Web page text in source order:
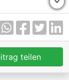
und
Lucky
teilen